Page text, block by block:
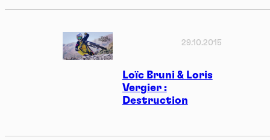
Loïc Bruni & Loris
Vergier :
Destruction
29.10.2015